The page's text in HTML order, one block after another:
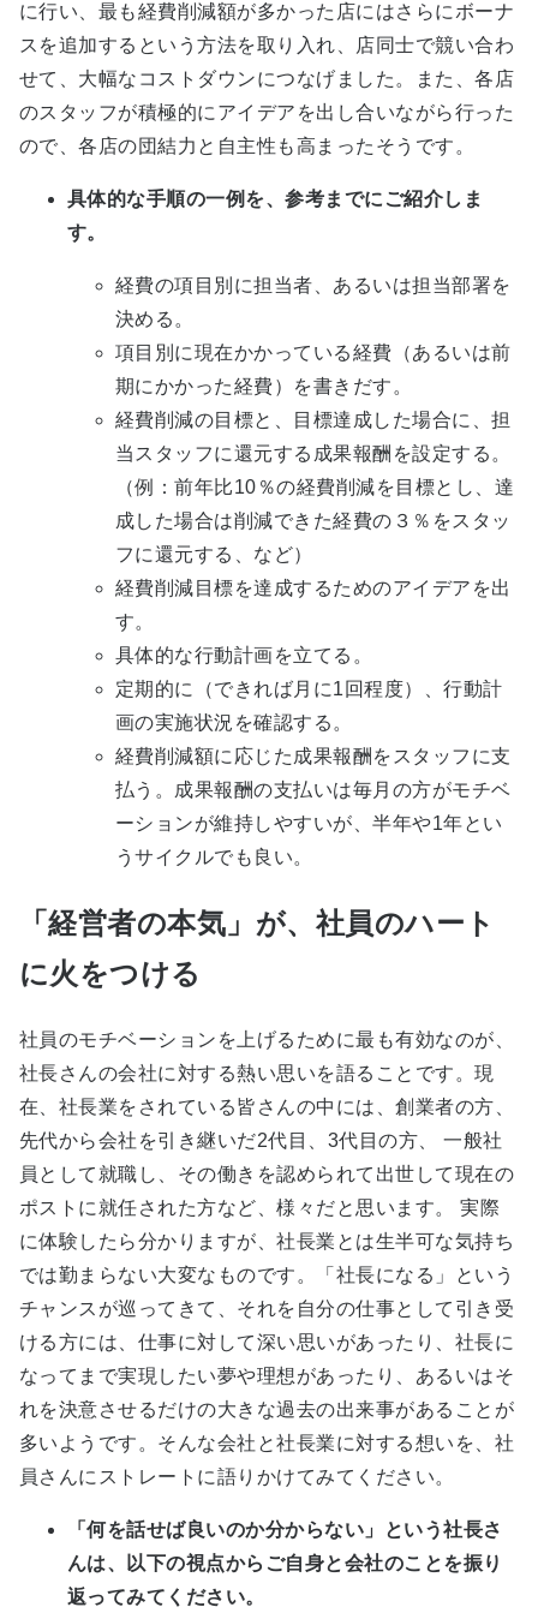
に行い、最も経費削減額が多かった店にはさらにボーナ
スを追加するという方法を取り入れ、店同士で競い合わ
せて、大幅なコストダウンにつなげました。また、各店
のスタッフが積極的にアイデアを出し合いながら行った
ので、各店の団結力と自主性も高まったそうです。
具体的な手順の一例を、参考までにご紹介しま
す。
経費の項目別に担当者、あるいは担当部署を
決める。
項目別に現在かかっている経費（あるいは前
期にかかった経費）を書きだす。
経費削減の目標と、目標達成した場合に、担
当スタッフに還元する成果報酬を設定する。
（例：前年比10％の経費削減を目標とし、達
成した場合は削減できた経費の３％をスタッ
フに還元する、など）
経費削減目標を達成するためのアイデアを出
す。
具体的な行動計画を立てる。
定期的に（できれば月に1回程度）、行動計
画の実施状況を確認する。
経費削減額に応じた成果報酬をスタッフに支
払う。成果報酬の支払いは毎月の方がモチベ
ーションが維持しやすいが、半年や1年とい
うサイクルでも良い。
「経営者の本気」が、社員のハート
に火をつける
社員のモチベーションを上げるために最も有効なのが、
社長さんの会社に対する熱い思いを語ることです。現
在、社長業をされている皆さんの中には、創業者の方、
先代から会社を引き継いだ2代目、3代目の方、 一般社
員として就職し、その働きを認められて出世して現在の
ポストに就任された方など、様々だと思います。 実際
に体験したら分かりますが、社長業とは生半可な気持ち
では勤まらない大変なものです。「社長になる」という
チャンスが巡ってきて、それを自分の仕事として引き受
ける方には、仕事に対して深い思いがあったり、社長に
なってまで実現したい夢や理想があったり、あるいはそ
れを決意させるだけの大きな過去の出来事があることが
多いようです。そんな会社と社長業に対する想いを、社
員さんにストレートに語りかけてみてください。
「何を話せば良いのか分からない」という社長さ
んは、以下の視点からご自身と会社のことを振り
返ってみてください。